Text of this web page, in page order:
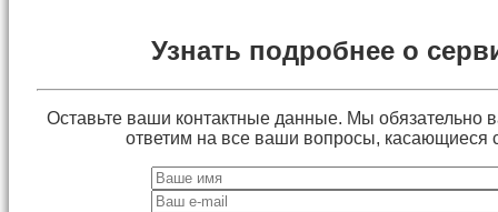
Узнать подробнее о
Оставьте ваши контактные данные. Мы обязательно
ответим на все ваши вопросы, касающиеся